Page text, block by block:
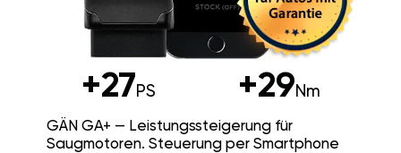
+27PS +29Nm
GÄN GA+ — Leistungssteigerung für
Saugmotoren. Steuerung per Smartphone